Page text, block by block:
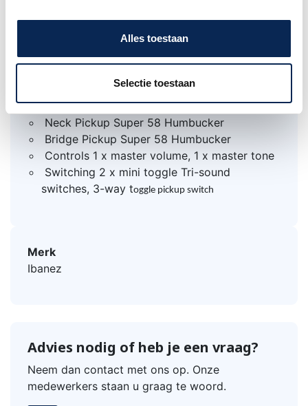
Alles toestaan
Selectie toestaan
Nut Material ABS
Bridge/Tailpiece Adjustable Bridge with
Tuners Ibanez
Electronics
Neck Pickup Super 58 Humbucker
Bridge Pickup Super 58 Humbucker
Controls 1 x master volume, 1 x master tone
Switching 2 x mini toggle Tri-sound
switches, 3-way toggle pickup switch
Merk
Ibanez
Advies nodig of heb je een vraag?
Neem dan contact met ons op. Onze
medewerkers staan u graag te woord.